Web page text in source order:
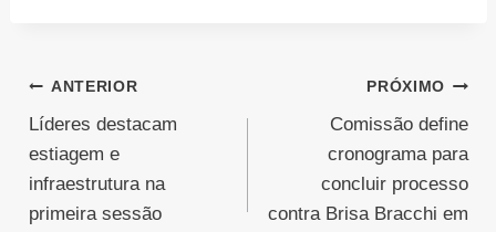
Navegação
de
Post
ANTERIOR
Líderes destacam
estiagem e
infraestrutura na
primeira sessão
PRÓXIMO
Comissão define
cronograma para
concluir processo
contra Brisa Bracchi em